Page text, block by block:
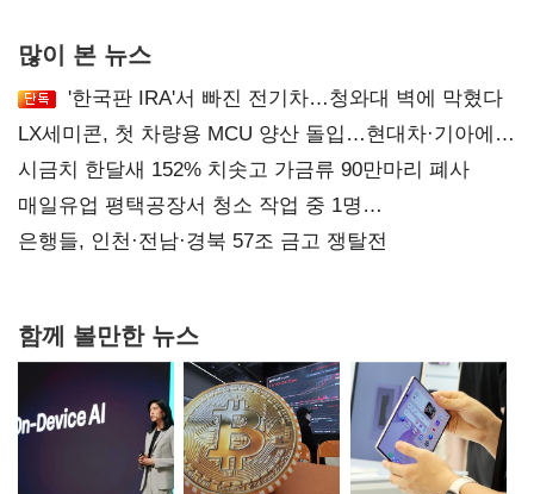
많이 본 뉴스
'한국판 IRA'서 빠진 전기차…청와대 벽에 막혔다
LX세미콘, 첫 차량용 MCU 양산 돌입…현대차·기아에
공급
시금치 한달새 152% 치솟고 가금류 90만마리 폐사
매일유업 평택공장서 청소 작업 중 1명
사망…"안전관리체계 재점검"
은행들, 인천·전남·경북 57조 금고 쟁탈전
함께 볼만한 뉴스